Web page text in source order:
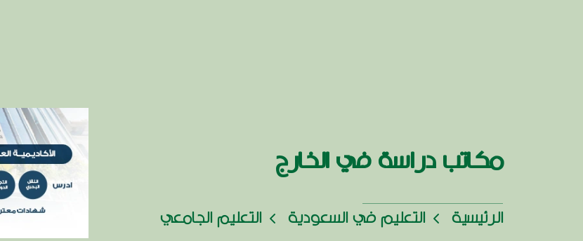
مكاتب دراسة في الخارج
الرئيسية التعليم في السعودية التعليم الجامعي